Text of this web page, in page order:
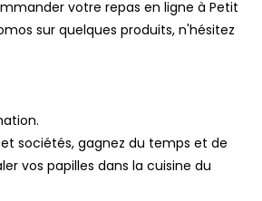
votre repas en ligne à Petit
sur quelques produits, n'hésitez
sociétés, gagnez du temps et de
vos papilles dans la cuisine du